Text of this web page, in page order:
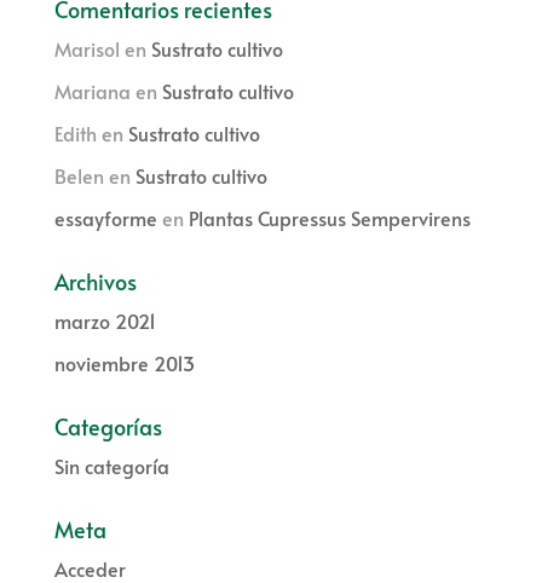
Comentarios recientes
Marisol en Sustrato cultivo
Mariana en Sustrato cultivo
Edith en Sustrato cultivo
Belen en Sustrato cultivo
essayforme en Plantas Cupressus Sempervirens
Archivos
marzo 2021
noviembre 2013
Categorías
Sin categoría
Meta
Acceder